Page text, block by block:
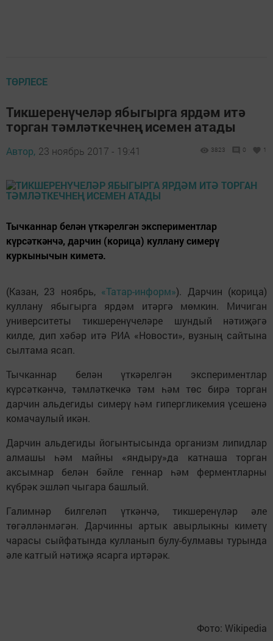
ТӨРЛЕСЕ
Тикшеренүчеләр ябыгырга ярдәм итә
торган тәмләткечнең исемен атады
Автор, 23 ноябрь 2017 - 19:41 3823 0 1
Тычканнар белән үткәрелгән экспериментлар
күрсәткәнчә, дарчин (корица) куллану симерү
куркынычын киметә.
(Казан, 23 ноябрь, «Татар-информ»). Дарчин (корица)
куллану ябыгырга ярдәм итәргә мөмкин. Мичиган
университеты тикшеренүчеләре шундый нәтиҗәгә
килде, дип хәбәр итә РИА «Новости», вузның сайтына
сылтама ясап.
Тычканнар белән үткәрелгән экспериментлар
күрсәткәнчә, тәмләткечкә тәм һәм төс бирә торган
дарчин альдегиды симерү һәм гипергликемия үсешенә
комачаулый икән.
Дарчин альдегиды йогынтысында организм липидлар
алмашы һәм майны «яндыру»да катнаша торган
аксымнар белән бәйле геннар һәм ферментларны
күбрәк эшләп чыгара башлый.
Галимнәр билгеләп үткәнчә, тикшеренүләр әле
төгәлләнмәгән. Дарчинны артык авырлыкны киметү
чарасы сыйфатында кулланып булу-булмавы турында
әле катгый нәтиҗә ясарга иртәрәк.
Фото: Wikipedia